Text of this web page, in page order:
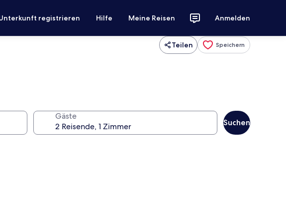
registrieren Hilfe Meine Reisen Anmelden
Teilen Speichern
Gäste
Suchen